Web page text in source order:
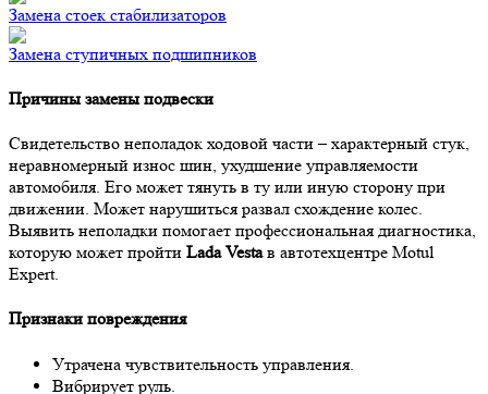
Замена стоек стабилизаторов
Замена ступичных подшипников
Причины замены подвески
Свидетельство неполадок ходовой части – характерный стук,
неравномерный износ шин, ухудшение управляемости
автомобиля. Его может тянуть в ту или иную сторону при
движении. Может нарушиться развал схождение колес.
Выявить неполадки помогает профессиональная диагностика,
которую может пройти Lada Vestaв автотехцентре Motul
Expert.
Признаки повреждения
Утрачена чувствительность управления.
Вибрирует руль.